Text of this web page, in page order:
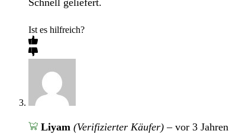
Schnell geliefert.
Ist es hilfreich?
Liyam (Verifizierter Käufer) – vor 3 Jahren